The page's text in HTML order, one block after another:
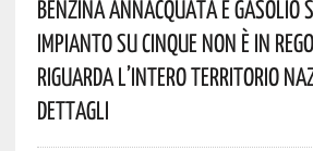
Benzina Annacquata E Gasolio
Impianto Su Cinque Non È In
Riguarda L’intero Territorio
Dettagli